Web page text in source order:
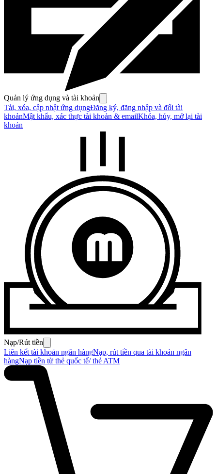
Quản lý ứng dụng và tài khoản
Tải, xóa, cập nhật ứng dụngĐăng ký, đăng nhập và đổi tài
khoảnMật khẩu, xác thực tài khoản & emailKhóa, hủy, mở lại tài
khoản
Nạp/Rút tiền
Liên kết tài khoản ngân hàngNạp, rút tiền qua tài khoản ngân
hàngNạp tiền từ thẻ quốc tế/ thẻ ATM